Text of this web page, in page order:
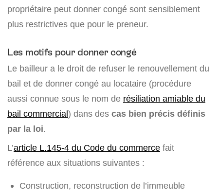
propriétaire peut donner congé sont sensiblement
plus restrictives que pour le preneur.
Les motifs pour donner congé
Le bailleur a le droit de refuser le renouvellement du
bail et de donner congé au locataire (procédure
aussi connue sous le nom de résiliation amiable du
bail commercial) dans des cas bien précis définis
par la loi.
L’article L.145-4 du Code du commerce fait
référence aux situations suivantes :
Construction, reconstruction de l’immeuble